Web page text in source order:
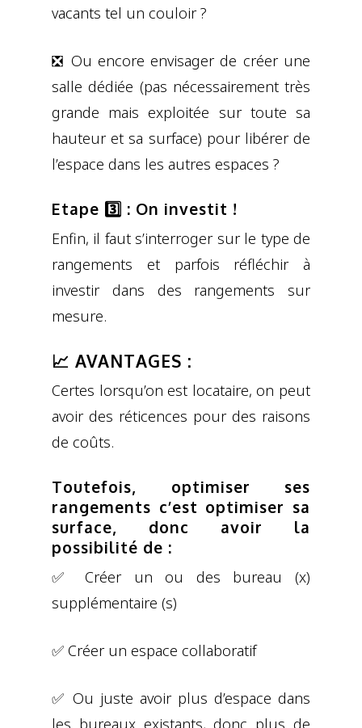
vacants tel un couloir ?
❎ Ou encore envisager de créer une
salle dédiée (pas nécessairement très
grande mais exploitée sur toute sa
hauteur et sa surface) pour libérer de
l’espace dans les autres espaces ?
Etape 3️⃣ : On investit !
Enfin, il faut s’interroger sur le type de
rangements et parfois réfléchir à
investir dans des rangements sur
mesure.
📈 AVANTAGES :
Certes lorsqu’on est locataire, on peut
avoir des réticences pour des raisons
de coûts.
Toutefois, optimiser ses
rangements c’est optimiser sa
surface, donc avoir la
possibilité de :
✅ Créer un ou des bureau (x)
supplémentaire (s)
✅ Créer un espace collaboratif
✅ Ou juste avoir plus d’espace dans
les bureaux existants, donc plus de